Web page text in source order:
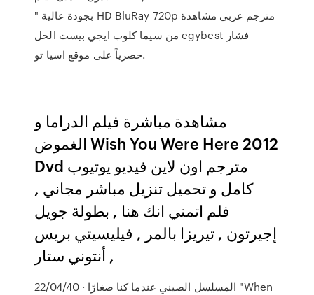
" بجودة عالية HD BluRay 720p مترجم عربي مشاهدة
من سيما كلوب ايجي بيست الحل egybest فشار
حصرياً على موقع اسيا تو.
مشاهدة مباشرة فيلم الدراما و
الغموض Wish You Were Here 2012
Dvd مترجم اون لاين فيديو يوتيوب
كامل و تحميل تنزيل مباشر مجاني ,
فلم اتمني انك هنا , بطولة جويل
إجيرتون , تيريزا بالمر , فيليسيتي بريس
, أنتوني ستار
22/04/40 · المسلسل الصيني عندما كنا صغارًا "When